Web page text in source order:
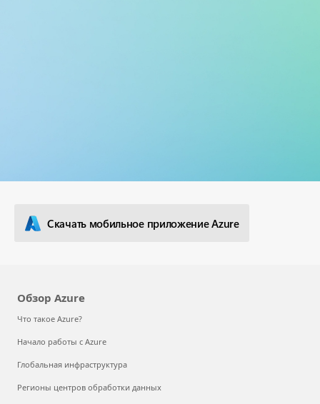
Скачать мобильное приложение Azure
Обзор Azure
Что такое Azure?
Начало работы с Azure
Глобальная инфраструктура
Регионы центров обработки данных